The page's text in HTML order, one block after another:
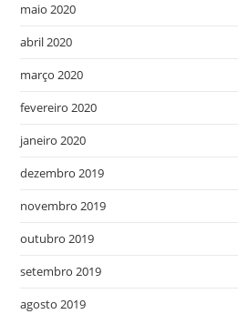
maio 2020
abril 2020
março 2020
fevereiro 2020
janeiro 2020
dezembro 2019
novembro 2019
outubro 2019
setembro 2019
agosto 2019